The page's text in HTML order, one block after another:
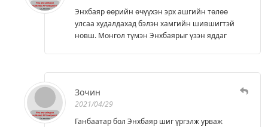
Энхбаяр өөрийн өчүүхэн эрх ашгийн төлөө
улсаа худалдахад бэлэн хамгийн шившигтэй
новш. Монгол түмэн Энхбаярыг үзэн яддаг
Зочин
2021/04/29
Ганбаатар бол Энхбаяр шиг үргэлж урваж